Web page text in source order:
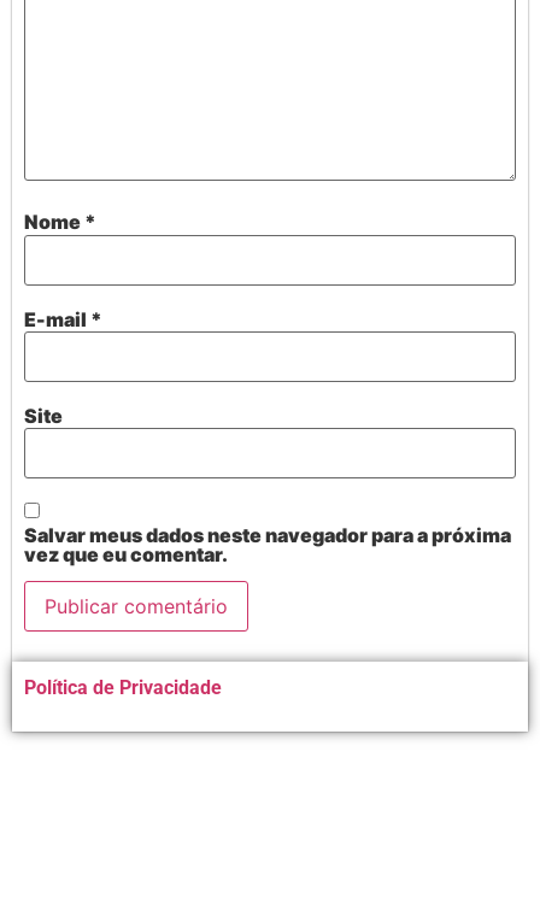
Nome *
E-mail *
Site
Salvar meus dados neste navegador para a próxima
vez que eu comentar.
Alternative:
Política de Privacidade